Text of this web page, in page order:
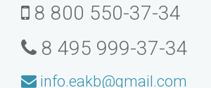
8 800 550-37-34
8 495 999-37-34
info.eakb@gmail.com